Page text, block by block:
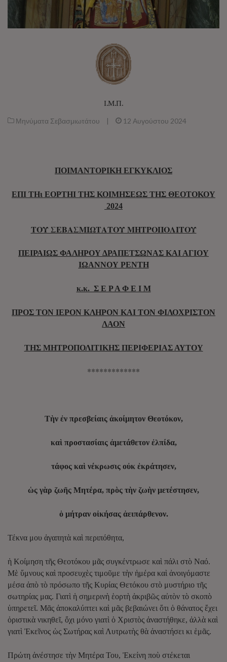
Ι.Μ.Π.
Μηνύματα Σεβασμιωτάτου | 12 Αυγούστου 2024
ΠΟΙΜΑΝΤΟΡΙΚΗ ΕΓΚΥΚΛΙΟΣ
ΕΠΙ ΤΗι ΕΟΡΤΗI ΤΗΣ ΚΟΙΜΗΣΕΩΣ ΤΗΣ ΘΕΟΤΟΚΟΥ
2024
ΤΟΥ ΣΕΒΑΣΜΙΩΤΑΤΟΥ ΜΗΤΡΟΠΟΛΙΤΟΥ
ΠΕΙΡΑΙΩΣ ΦΑΛΗΡΟΥ ΔΡΑΠΕΤΣΩΝΑΣ ΚΑΙ ΑΓΙΟΥ
ΙΩΑΝΝΟΥ ΡΕΝΤΗ
κ.κ. Σ Ε Ρ Α Φ Ε Ι Μ
ΠΡΟΣ ΤΟΝ ΙΕΡΟΝ ΚΛΗΡΟΝ ΚΑΙ ΤΟΝ ΦΙΛΟΧΡΙΣΤΟΝ
ΛΑΟΝ
ΤΗΣ ΜΗΤΡΟΠΟΛΙΤΙΚΗΣ ΠΕΡΙΦΕΡΙΑΣ ΑΥΤΟΥ
*************
Τὴν ἐν πρεσβείαις ἀκοίμητον Θεοτόκον,
καὶ προστασίαις ἀμετάθετον ἐλπίδα,
τάφος καὶ νέκρωσις οὐκ ἐκράτησεν,
ὡς γὰρ ζωῆς Μητέρα, πρὸς τὴν ζωὴν μετέστησεν,
ὁ μήτραν οἰκήσας ἀειπάρθενον.
Τέκνα μου ἀγαπητὰ καὶ περιπόθητα,
ἡ Κοίμηση τῆς Θεοτόκου μᾶς συγκέντρωσε καὶ πάλι στὸ Ναό.
Μὲ ὕμνους καὶ προσευχὲς τιμοῦμε τὴν ἡμέρα καὶ ἀνοιγόμαστε
μέσα ἀπὸ τὸ πρόσωπο τῆς Κυρίας Θετόκου στὸ μυστήριο τῆς
σωτηρίας μας. Γιατὶ ἡ σημερινὴ ἑορτὴ ἀκριβῶς αὐτὸν τὸ σκοπὸ
ὑπηρετεῖ. Μᾶς ἀποκαλύπτει καὶ μᾶς βεβαιώνει ὅτι ὁ θάνατος ἔχει
ὁριστικὰ νικηθεῖ, ὄχι μόνο γιατὶ ὁ Χριστὸς ἀναστήθηκε, ἀλλὰ καὶ
γιατὶ Ἐκεῖνος ὡς Σωτήρας καὶ Λυτρωτὴς θὰ ἀναστήσει κι ἑμᾶς.
Πρώτη ἀνέστησε τὴν Μητέρα Του, Ἐκείνη ποὺ στέκεται